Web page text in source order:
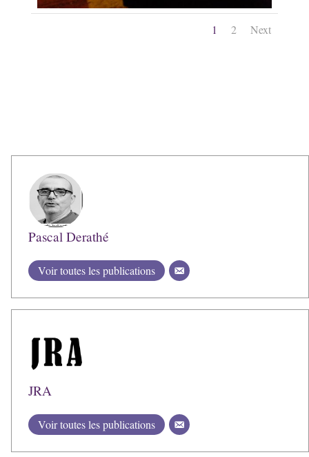
1 2 Next
Pascal Derathé
Voir toutes les publications
JRA
Voir toutes les publications